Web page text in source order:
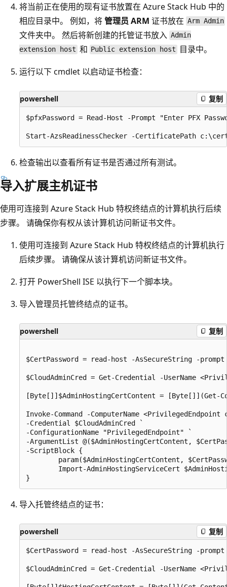
将当前正在使用的现有证书放置在 Azure Stack Hub 中的
相应目录中。 例如，将管理员 ARM 证书放在 Arm Admin
文件夹中。 然后将新创建的托管证书放入 Admin
extension host 和 Public extension host
目录中。
运行以下 cmdlet 以启动证书检查：
powershell 复制
$pfxPassword = Read-Host -Prompt "Enter PFX
检查输出以查看所有证书是否通过所有测试。
导入扩展主机证书
使用可连接到 Azure Stack Hub 特权终结点的计算机执行后续
步骤。 请确保你有权从该计算机访问新证书文件。
使用可连接到 Azure Stack Hub 特权终结点的计算机执行
后续步骤。 请确保从该计算机访问新证书文件。
打开 PowerShell ISE 以执行下一个脚本块。
导入管理员托管终结点的证书。
powershell 复制
$CertPassword = read-host -AsSecureString -
$CloudAdminCred = Get-Credential -UserName
[Byte[]]$AdminHostingCertContent =
Invoke-Command -ComputerName <PrivilegedEndpoint
-Credential $CloudAdminCred `
-ConfigurationName "PrivilegedEndpoint" `
-ArgumentList @($AdminHostingCertContent,
-ScriptBlock {
param($AdminHostingCertContent,
Import-AdminHostingServiceCert
导入托管终结点的证书：
powershell 复制
$CertPassword = read-host -AsSecureString -
$CloudAdminCred = Get-Credential -UserName